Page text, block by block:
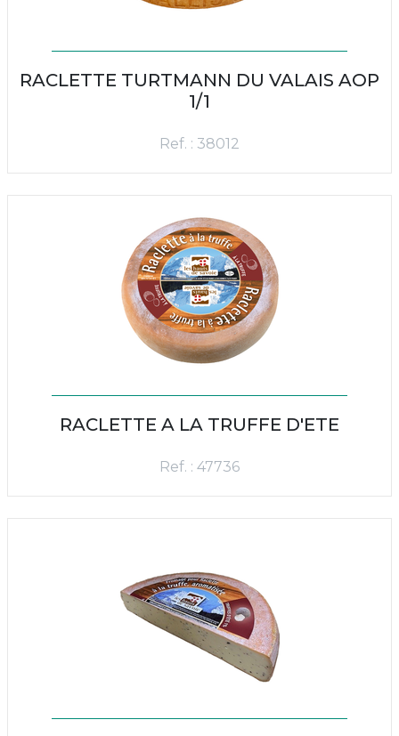
RACLETTE TURTMANN DU VALAIS AOP
1/1
Ref. : 38012
RACLETTE A LA TRUFFE D'ETE
Ref. : 47736